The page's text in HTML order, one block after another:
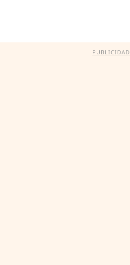
PUBLICIDAD